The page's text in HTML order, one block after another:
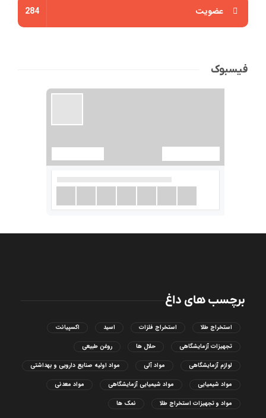
عضویت 284
فیسبوک
برچسب های داغ
استخراج طلا استخراج فلزات اسید اکسپیانت
تجهیزات آزمایشگاهی حلال ها روغن طبیعی
لوازم آزمایشگاهی مواد آلی مواد اولیه صنایع دارویی و بهداشتی
مواد شیمیایی مواد شیمیایی آزمایشگاهی مواد معدنی
مواد و تجهیزات استخراج طلا نمک ها